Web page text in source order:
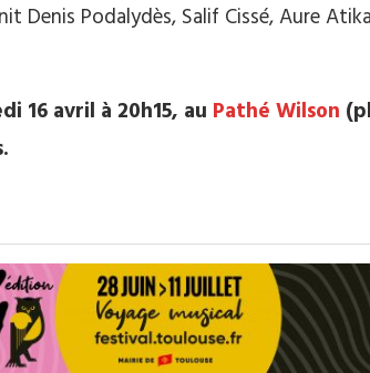
Denis Podalydès, Salif Cissé, Aure
16 avril à 20h15, au Pathé Wilson